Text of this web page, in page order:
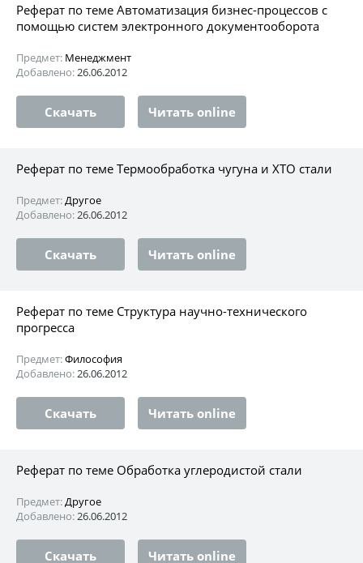
Реферат по теме Автоматизация бизнес-процессов с
помощью систем электронного документооборота
Предмет: Менеджмент
Добавлено:26.06.2012
Скачать Читать online
Реферат по теме Термообработка чугуна и ХТО стали
Предмет:Другое
Добавлено:26.06.2012
Скачать Читать online
Реферат по теме Структура научно-технического
прогресса
Предмет:Философия
Добавлено:26.06.2012
Скачать Читать online
Реферат по теме Обработка углеродистой стали
Предмет:Другое
Добавлено:26.06.2012
Скачать Читать online